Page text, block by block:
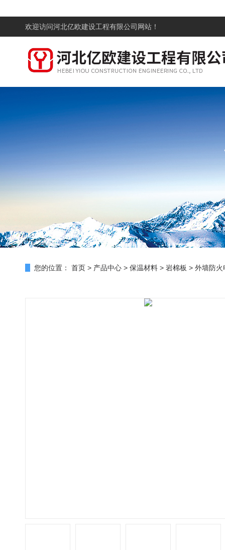
欢迎访问河北亿欧建设工程有限公司网站！
您的位置： 首页 > 产品中心 > 保温材料 > 岩棉板 > 外墙防火